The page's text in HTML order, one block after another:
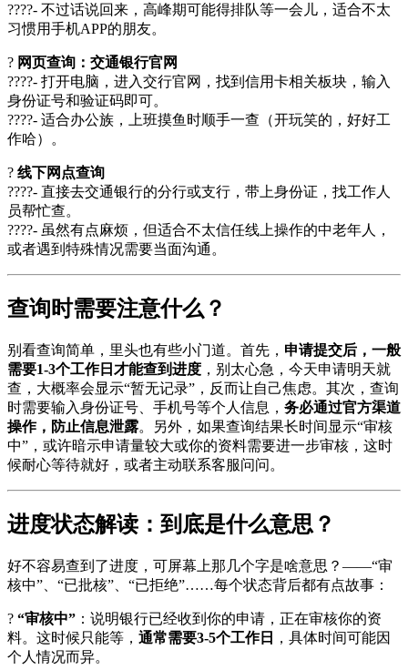
????- 不过话说回来，高峰期可能得排队等一会儿，适合不太
习惯用手机APP的朋友。
? 网页查询：交通银行官网
????- 打开电脑，进入交行官网，找到信用卡相关板块，输入
身份证号和验证码即可。
????- 适合办公族，上班摸鱼时顺手一查（开玩笑的，好好工
作哈）。
? 线下网点查询
????- 直接去交通银行的分行或支行，带上身份证，找工作人
员帮忙查。
????- 虽然有点麻烦，但适合不太信任线上操作的中老年人，
或者遇到特殊情况需要当面沟通。
查询时需要注意什么？
别看查询简单，里头也有些小门道。首先， 申请提交后，一般
需要1-3个工作日才能查到进度 ，别太心急，今天申请明天就
查，大概率会显示“暂无记录”，反而让自己焦虑。其次，查询
时需要输入身份证号、手机号等个人信息， 务必通过官方渠道
操作，防止信息泄露。另外，如果查询结果长时间显示“审核
中”，或许暗示申请量较大或你的资料需要进一步审核，这时
候耐心等待就好，或者主动联系客服问问。
进度状态解读：到底是什么意思？
好不容易查到了进度，可屏幕上那几个字是啥意思？——“审
核中”、“已批核”、“已拒绝”……每个状态背后都有点故事：
? “审核中” ：说明银行已经收到你的申请，正在审核你的资
料。这时候只能等， 通常需要3-5个工作日
，具体时间可能因
个人情况而异。